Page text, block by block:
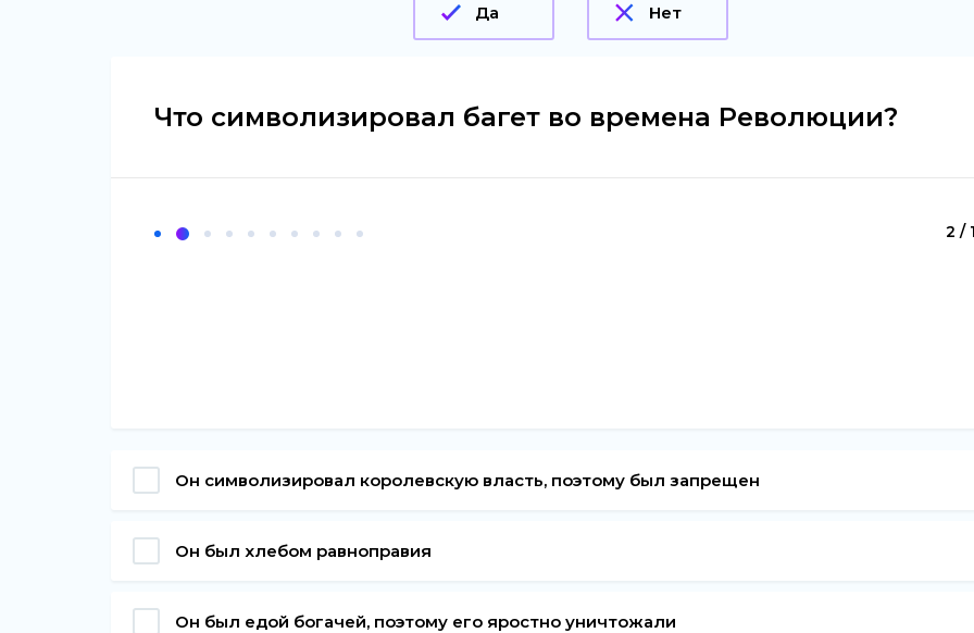
Да Нет
Что символизировал багет во времена Революции?
2 /
Он символизировал королевскую власть, поэтому был запрещен
Он был хлебом равноправия
Он был едой богачей, поэтому его яростно уничтожали